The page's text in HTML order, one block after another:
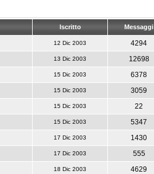
Iscritto Messaggi
12 Dic 2003
4294
13 Dic 2003
12698
15 Dic 2003
6378
15 Dic 2003
3059
15 Dic 2003
22
15 Dic 2003
5347
17 Dic 2003
1430
17 Dic 2003
555
18 Dic 2003
4629